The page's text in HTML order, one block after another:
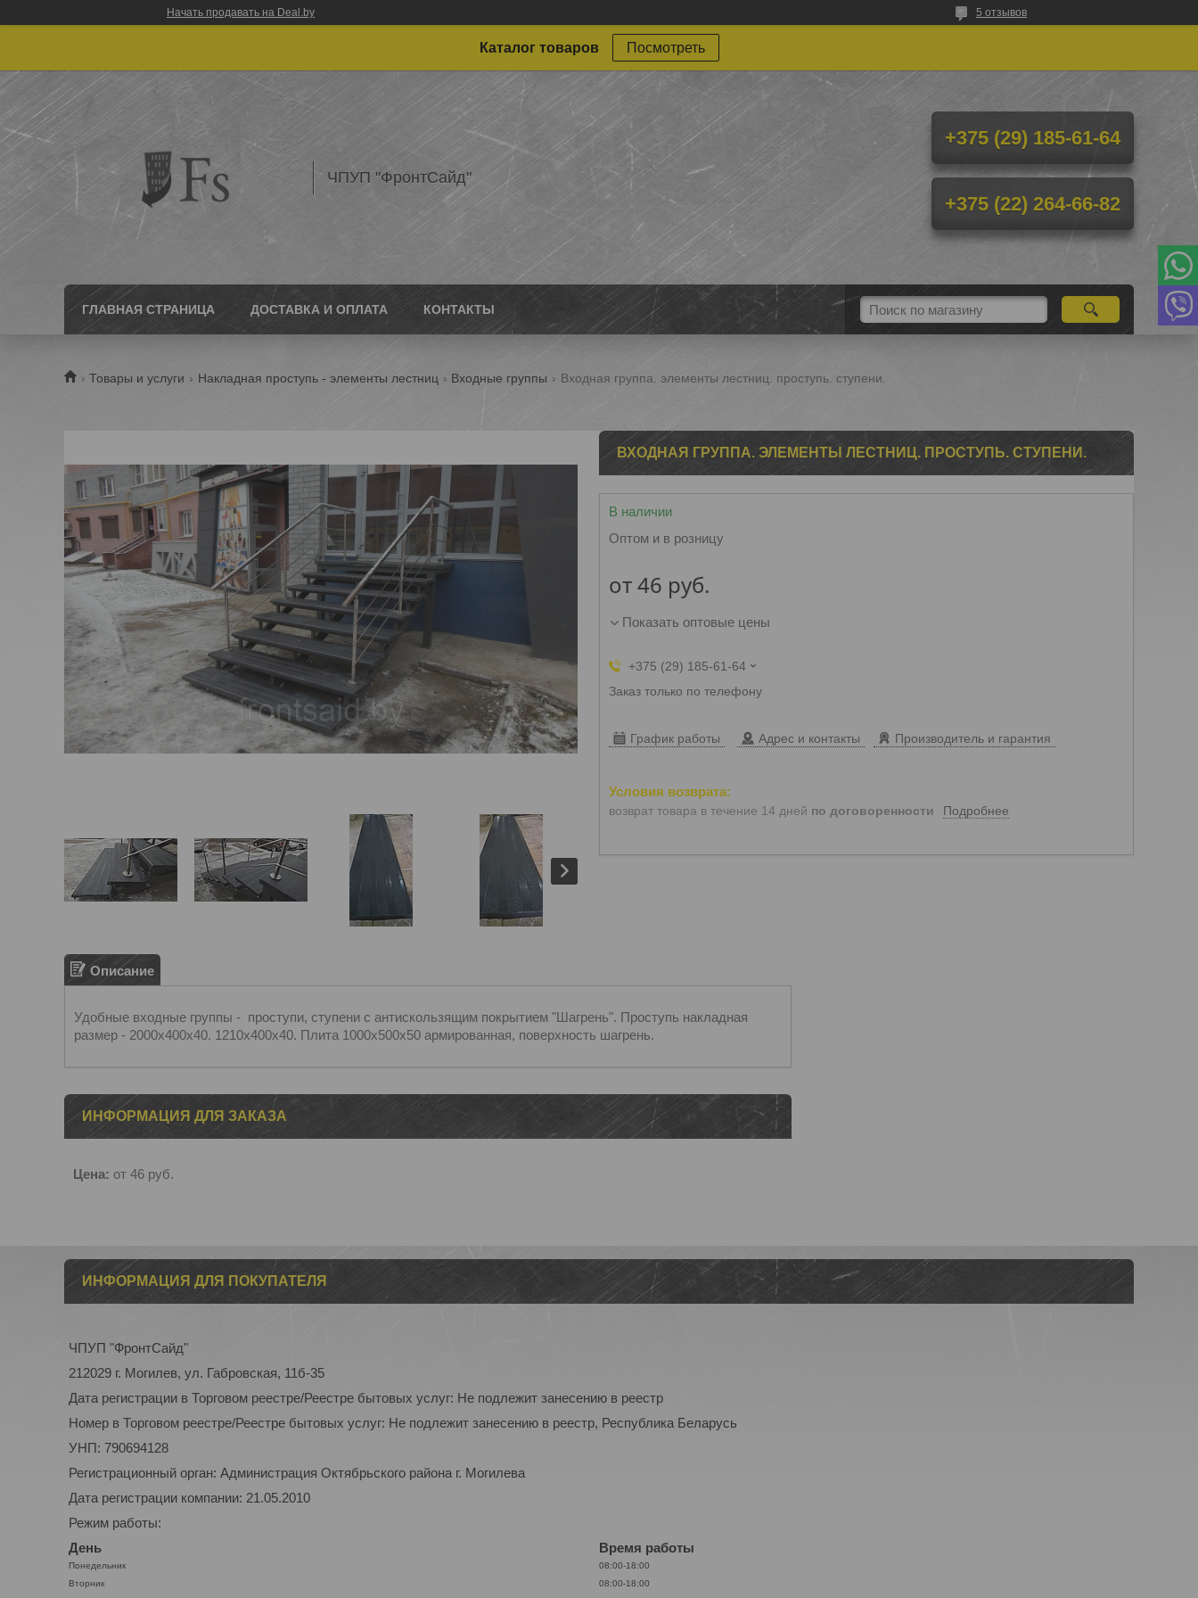
Начать продавать на Deal.by 5 отзывов
Каталог товаров Посмотреть
ЧПУП "ФронтСайд"
+375 (29) 185-61-64
+375 (22) 264-66-82
ГЛАВНАЯ СТРАНИЦА ДОСТАВКА И ОПЛАТА КОНТАКТЫ
Товары и услуги Накладная проступь - элементы лестниц Входные группы Входная группа. элементы лестниц. проступь. ступени.
ВХОДНАЯ ГРУППА. ЭЛЕМЕНТЫ ЛЕСТНИЦ. ПРОСТУПЬ. СТУПЕНИ.
В наличии
Оптом и в розницу
от46 руб.
Показать оптовые цены
+375 (29) 185-61-64
Заказ только по телефону
График работы Адрес и контакты Производитель и гарантия
возврат товара в течение 14 дней по договоренности Подробнее
Описание
Удобные входные группы - проступи, ступени с антискользящим покрытием "Шагрень". Проступь накладная
размер - 2000х400х40. 1210х400х40. Плита 1000х500х50 армированная, поверхность шагрень.
ИНФОРМАЦИЯ ДЛЯ ЗАКАЗА
Цена: от 46 руб.
ИНФОРМАЦИЯ ДЛЯ ПОКУПАТЕЛЯ
ЧПУП "ФронтСайд"
212029 г. Могилев, ул. Габровская, 11б-35
Дата регистрации в Торговом реестре/Реестре бытовых услуг: Не подлежит занесению в реестр
Номер в Торговом реестре/Реестре бытовых услуг: Не подлежит занесению в реестр, Республика Беларусь
УНП: 790694128
Регистрационный орган: Администрация Октябрьского района г. Могилева
Дата регистрации компании: 21.05.2010
Режим работы:
День
Время работы
Понедельник
08:00-18:00
Вторник
08:00-18:00